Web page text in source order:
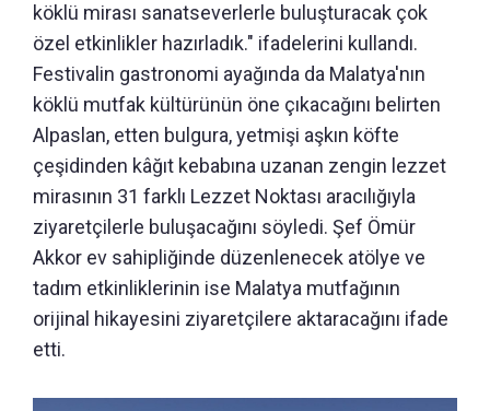
köklü mirası sanatseverlerle buluşturacak çok
özel etkinlikler hazırladık." ifadelerini kullandı.
Festivalin gastronomi ayağında da Malatya'nın
köklü mutfak kültürünün öne çıkacağını belirten
Alpaslan, etten bulgura, yetmişi aşkın köfte
çeşidinden kâğıt kebabına uzanan zengin lezzet
mirasının 31 farklı Lezzet Noktası aracılığıyla
ziyaretçilerle buluşacağını söyledi. Şef Ömür
Akkor ev sahipliğinde düzenlenecek atölye ve
tadım etkinliklerinin ise Malatya mutfağının
orijinal hikayesini ziyaretçilere aktaracağını ifade
etti.